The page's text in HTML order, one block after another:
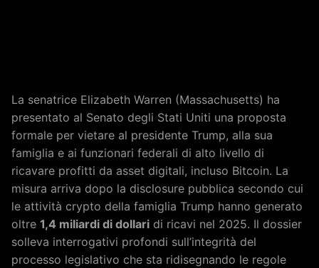
La senatrice Elizabeth Warren (Massachusetts) ha
presentato al Senato degli Stati Uniti una proposta
formale per vietare al presidente Trump, alla sua
famiglia e ai funzionari federali di alto livello di
ricavare profitti da asset digitali, incluso Bitcoin. La
misura arriva dopo la disclosure pubblica secondo cui
le attività crypto della famiglia Trump hanno generato
oltre 1,4 miliardi di dollari di ricavi nel 2025. Il dossier
solleva interrogativi profondi sull’integrità del
processo legislativo che sta ridisegnando le regole